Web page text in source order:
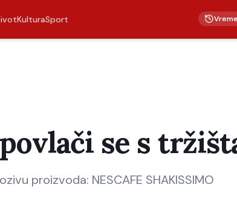
KulturaSport
se s
proizvoda: NESCAFE SHAKISSIMO